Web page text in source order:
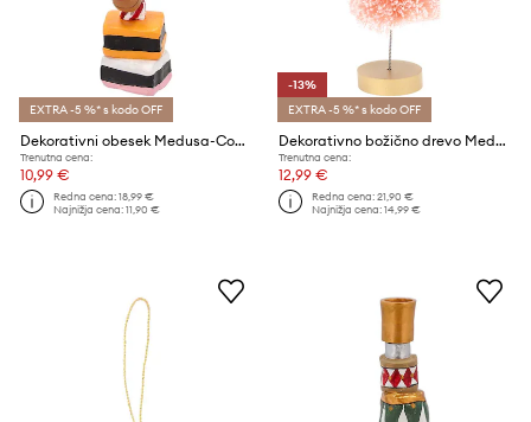
EXTRA -5 %* s kodo OFF
Dekorativni obesek Medusa-Copenhagen
Trenutna cena:
10,99 €
Redna cena:18,99 €
Najnižja cena:11,90 €
-13%
EXTRA -5 %* s kodo OFF
Dekorativno božično drevo Medusa-Copenhagen
Trenutna cena:
12,99 €
Redna cena:21,90 €
Najnižja cena:14,99 €